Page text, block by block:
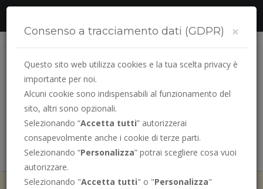
PRENOTA LA TUA
PRATICA AUTO
Consenso a tracciamento dati (GDPR) ×
Questo sito web utilizza cookies e la tua scelta privacy è
importante per noi.
Alcuni cookie sono indispensabili al funzionamento del
sito, altri sono opzionali.
Selezionando “Accetta tutti” autorizzerai
consapevolmente anche i cookie di terze parti.
Selezionando “Personalizza” potrai scegliere cosa vuoi
autorizzare.
Selezionando "Accetta tutti" o "Personalizza"